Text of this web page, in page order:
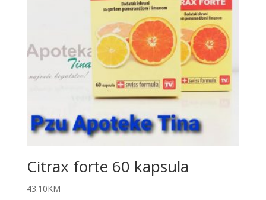
Citrax forte 60 kapsula
43.10KM